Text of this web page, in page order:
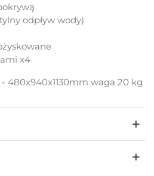
odpływ wody)
x4
- 480x940x1130mm waga 20 kg